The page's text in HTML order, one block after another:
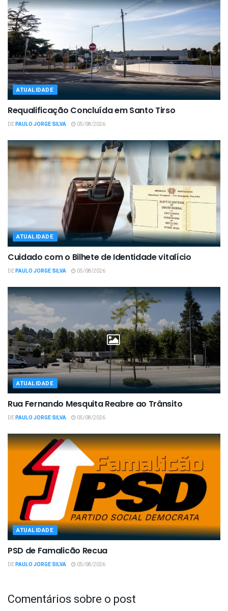
ATUALIDADE
Requalificação Concluída em Santo Tirso
DEPAULO JORGE SILVA 05/08/2026
ATUALIDADE
Cuidado com o Bilhete de Identidade vitalício
DEPAULO JORGE SILVA 05/08/2026
ATUALIDADE
Rua Fernando Mesquita Reabre ao Trânsito
DEPAULO JORGE SILVA 05/08/2026
ATUALIDADE
PSD de Famalicão Recua
DEPAULO JORGE SILVA 05/08/2026
Comentários sobre o post